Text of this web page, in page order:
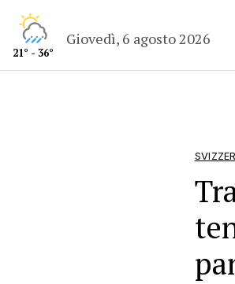
21° - 36°
Giovedì, 6 agosto 2026